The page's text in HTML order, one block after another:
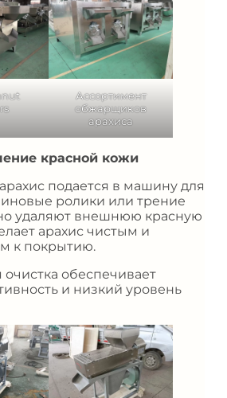
Ассортимент
обжарщиков
арахиса
красной кожи
подается в машину для
ролики или трение
удаляют внешнюю красную
арахис чистым и
к покрытию.
очистка обеспечивает
и низкий уровень